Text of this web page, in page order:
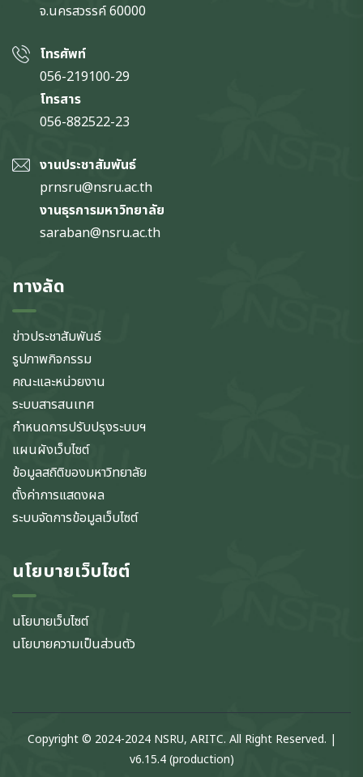
จ.นครสวรรค์60000
โทรศัพท์
056-219100-29
โทรสาร
056-882522-23
งานประชาสัมพันธ์
prnsru@nsru.ac.th
งานธุรการมหาวิทยาลัย
saraban@nsru.ac.th
ทางลัด
ข่าวประชาสัมพันธ์
รูปภาพกิจกรรม
คณะและหน่วยงาน
ระบบสารสนเทศ
กำหนดการปรับปรุงระบบฯ
แผนผังเว็บไซต์
ข้อมูลสถิติของมหาวิทยาลัย
ตั้งค่าการแสดงผล
ระบบจัดการข้อมูลเว็บไซต์
นโยบายเว็บไซต์
นโยบายเว็บไซต์
นโยบายความเป็นส่วนตัว
Copyright © 2024-2024 NSRU, ARITC. All Right Reserved. |
v6.15.4 (production)